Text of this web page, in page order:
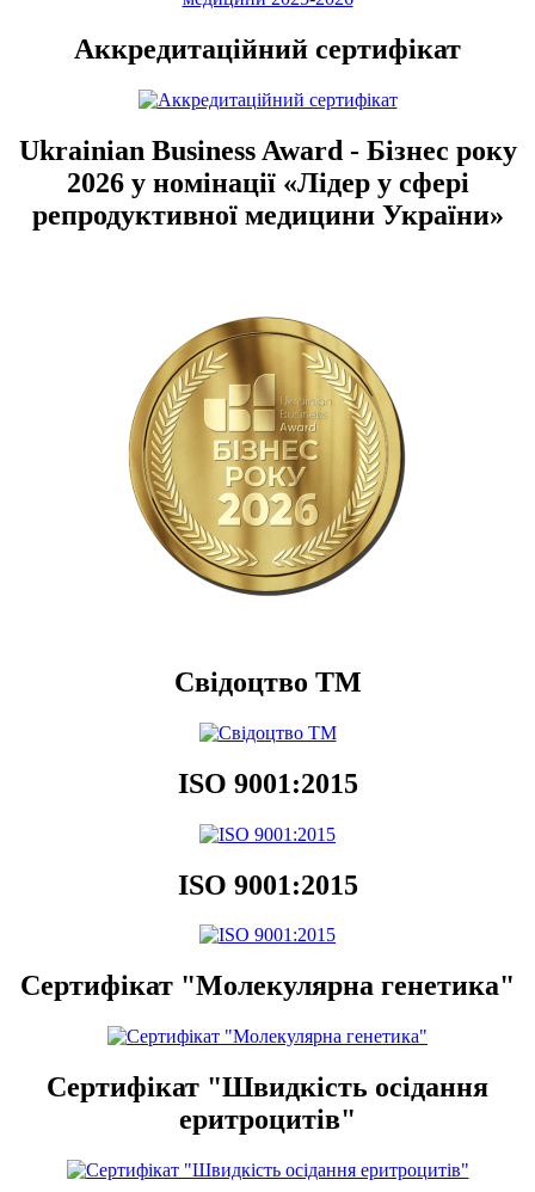
Аккредитаційний сертифікат
Ukrainian Business Award - Бізнес року
2026 у номінації «Лідер у сфері
репродуктивної медицини України»
Свідоцтво ТМ
ISO 9001:2015
ISO 9001:2015
Сертифікат "Молекулярна генетика"
Сертифікат "Швидкість осідання
еритроцитів"